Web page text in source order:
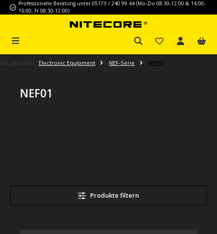
Zum Hauptinhalt springen
Professionelle Beratung unter 05173 / 240 99 44 (Mo–Do 08:30-12:00 & 14:00-
16:00, Fr 08:30-12:00)
Sie sind hier: Electronic Equipment NEF-Serie NEF01
NEF01
Produkte filtern